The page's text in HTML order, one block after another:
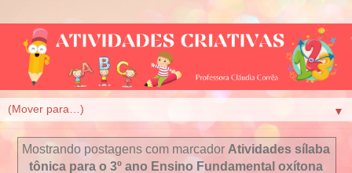
▼
Mostrando postagens com marcador Atividades sílaba
tônica para o 3º ano Ensino Fundamental oxítona